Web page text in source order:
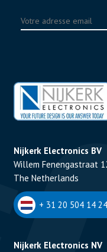
Nijkerk Electronics BV
Willem Fenengastraat
The Netherlands
+ 31 20 504 14
Nijkerk Electronics NV